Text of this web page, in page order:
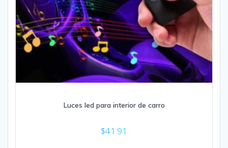
Luces led para interior de carro
$41.91